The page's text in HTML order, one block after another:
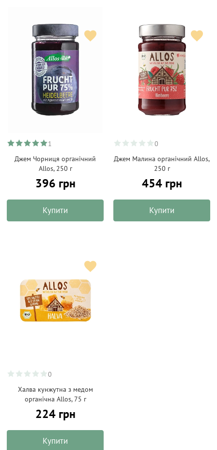
1
Джем Чорниця органічний
Allos, 250 г
396 грн
Купити
0
Джем Малина органічний Allos,
250 г
454 грн
Купити
0
Халва кунжутна з медом
органічна Allos, 75 г
224 грн
Купити